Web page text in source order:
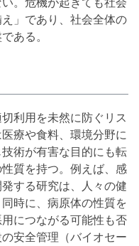
」であり、社会全体の
ある。
利用を未然に防ぐリス
療や食料、環境分野に
術が有害な目的にも転
質を持つ。例えば、感
する研究は、人々の健
時に、病原体の性質を
につながる可能性も否
安全管理（バイオセー